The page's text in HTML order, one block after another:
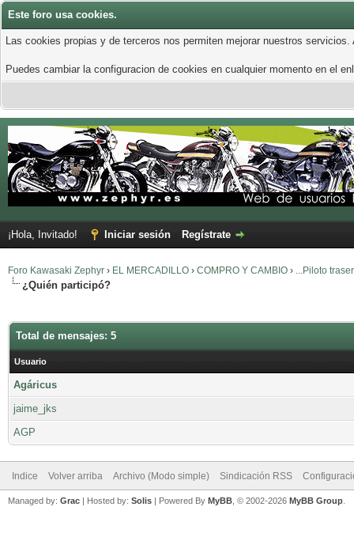
Este foro usa cookies.
Las cookies propias y de terceros nos permiten mejorar nuestros
Puedes cambiar la configuracion de cookies en cualquier momento en el
¡Hola, Invitado! Iniciar sesión Regístrate
Foro Kawasaki Zephyr › EL MERCADILLO › COMPRO Y CAMBIO › ...Piloto
¿Quién participó?
Total de mensajes: 5
Usuario
Agáricus
jaime_jks
AGP
Indice Volver arriba Archivo (Modo simple) Sindicación RSS
Managed by: Grac | Hosted by: Solis | Powered By MyBB , © 2002-2026 MyBB Group